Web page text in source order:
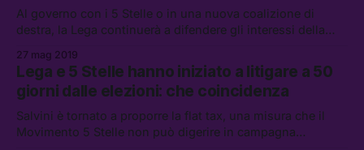
Al governo con i 5 Stelle o in una nuova coalizione di
destra, la Lega continuerà a difendere gli interessi della
27 mag 2019
Lega e 5 Stelle hanno iniziato a litigare a 50
giorni dalle elezioni: che coincidenza
Salvini è tornato a proporre la flat tax, una misura che il
Movimento 5 Stelle non può digerire in campagna